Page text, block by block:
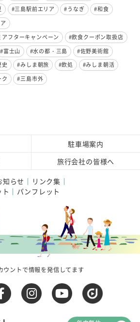
#三島駅前エリア #うなぎ
#和食
フターキャンペーン
#飲食クーポン取扱店
#富士山 #水の都・三島
#佐野美術館
史 #みしま朝旅 #飲処
#みしま朝活
#三島市外
駐車場案内
旅行会社の皆様へ
知らせ
リンク集
パンフレット
ウントで情報を発信してます